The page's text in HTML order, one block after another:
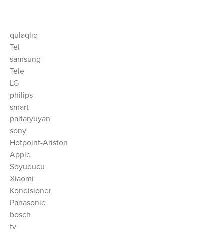
qulaqlıq
Tel
samsung
Tele
LG
philips
smart
paltaryuyan
sony
Hotpoint-Ariston
Apple
Soyuducu
Xiaomi
Kondisioner
Panasonic
bosch
tv